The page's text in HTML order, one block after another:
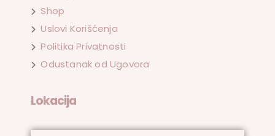
Shop
Uslovi Korišćenja
Politika Privatnosti
Odustanak od Ugovora
Lokacija